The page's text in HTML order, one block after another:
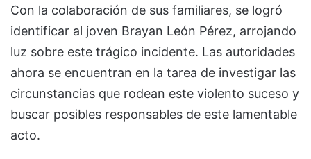
Con la colaboración de sus familiares, se logró
identificar al joven Brayan León Pérez, arrojando
luz sobre este trágico incidente. Las autoridades
ahora se encuentran en la tarea de investigar las
circunstancias que rodean este violento suceso y
buscar posibles responsables de este lamentable
acto.